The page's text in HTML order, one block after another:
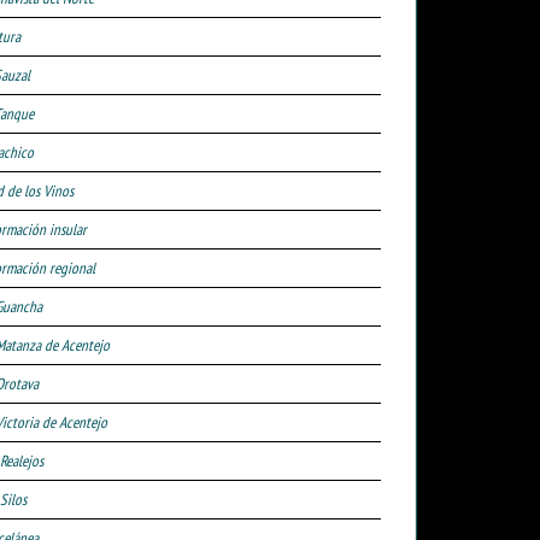
de los Vinos
insular
regional
de Acentejo
de Acentejo